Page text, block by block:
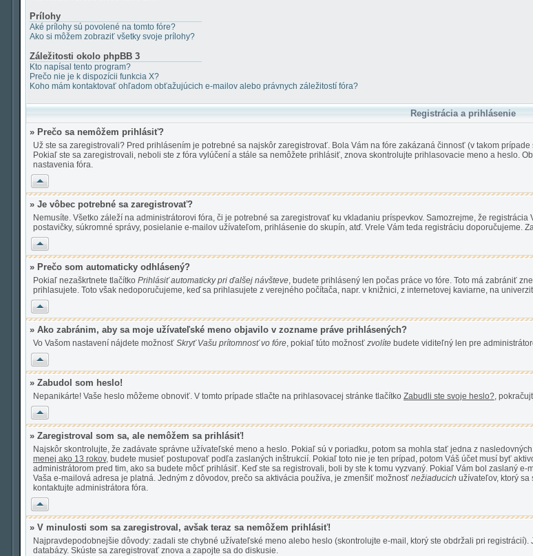
Prílohy
Aké prílohy sú povolené na tomto fóre?
Ako si môžem zobraziť všetky svoje prílohy?
Záležitosti okolo phpBB 3
Kto napísal tento program?
Prečo nie je k dispozícii funkcia X?
Koho mám kontaktovať ohľadom obťažujúcich e-mailov alebo právnych záležitostí fóra?
Registrácia a prihlásenie
» Prečo sa nemôžem prihlásiť?
Už ste sa zaregistrovali? Pred prihlásením je potrebné sa najskôr zaregistrovať. Bola Vám na fóre zakázaná činnosť (v takom
Pokiaľ ste sa zaregistrovali, neboli ste z fóra vylúčení a stále sa nemôžete prihlásiť, znova skontrolujte prihlasovacie meno a heslo.
nastavenia fóra.
Hore
» Je vôbec potrebné sa zaregistrovať?
Nemusíte. Všetko záleží na administrátorovi fóra, či je potrebné sa zaregistrovať ku vkladaniu príspevkov. Samozrejme, že
postavičky, súkromné správy, posielanie e-mailov užívateľom, prihlásenie do skupín, atď. Vrele Vám teda registráciu doporučujeme.
Hore
» Prečo som automaticky odhlásený?
Pokiaľ nezaškrtnete tlačítko Prihlásiť automaticky pri ďalšej návšteve, budete prihlásený len počas práce vo fóre. Toto má zabrániť
prihlasujete. Toto však nedoporučujeme, keď sa prihlasujete z verejného počítača, napr. v knižnici, z internetovej kaviarne, na
Hore
» Ako zabránim, aby sa moje užívateľské meno objavilo v zozname práve prihlásených?
Vo Vašom nastavení nájdete možnosť Skryť Vašu prítomnosť vo fóre, pokiaľ túto možnosť zvolíte budete viditeľný len pre
Hore
» Zabudol som heslo!
Nepanikárte! Vaše heslo môžeme obnoviť. V tomto prípade stlačte na prihlasovacej stránke tlačítko Zabudli ste svoje heslo?,
Hore
» Zaregistroval som sa, ale nemôžem sa prihlásiť!
Najskôr skontrolujte, že zadávate správne užívateľské meno a heslo. Pokiaľ sú v poriadku, potom sa mohla stať jedna z
menej ako 13 rokov, budete musieť postupovať podľa zaslaných inštrukcií. Pokiaľ toto nie je ten prípad, potom Váš účet musí byť
administrátorom pred tim, ako sa budete môcť prihlásiť. Keď ste sa registrovali, boli by ste k tomu vyzvaný. Pokiaľ Vám bol zaslaný
Vaša e-mailová adresa je platná. Jedným z dôvodov, prečo sa aktivácia používa, je zmenšiť možnosť nežiaducich užívateľov, ktorý
kontaktujte administrátora fóra.
Hore
» V minulosti som sa zaregistroval, avšak teraz sa nemôžem prihlásiť!
Najpravdepodobnejšie dôvody: zadali ste chybné užívateľské meno alebo heslo (skontrolujte e-mail, ktorý ste obdržali pri
databázy. Skúste sa zaregistrovať znova a zapojte sa do diskusie.